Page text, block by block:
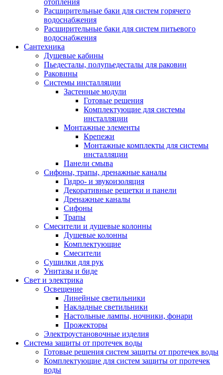
отопления
Расширительные баки для систем горячего
водоснабжения
Расширительные баки для систем питьевого
водоснабжения
Сантехника
Душевые кабины
Пьедесталы, полупьедесталы для раковин
Раковины
Системы инсталляции
Застенные модули
Готовые решения
Комплектующие для системы
инсталляции
Монтажные элементы
Крепежи
Монтажные комплекты для системы
инсталляции
Панели смыва
Сифоны, трапы, дренажные каналы
Гидро- и звукоизоляция
Декоративные решетки и панели
Дренажные каналы
Сифоны
Трапы
Смесители и душевые колонны
Душевые колонны
Комплектующие
Смесители
Сушилки для рук
Унитазы и биде
Свет и электрика
Освещение
Линейные светильники
Накладные светильники
Настольные лампы, ночники, фонари
Прожекторы
Электроустановочные изделия
Система защиты от протечек воды
Готовые решения систем защиты от протечек воды
Комплектующие для систем защиты от протечек
воды